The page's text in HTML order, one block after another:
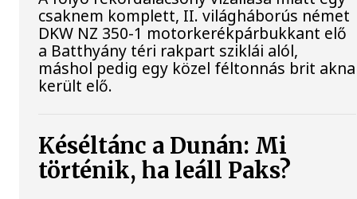
csaknem komplett, II. világháborús német
DKW NZ 350-1 motorkerékpárbukkant elő
a Batthyány téri rakpart sziklái alól,
máshol pedig egy közel féltonnás brit akna
került elő.
Késéltánc a Dunán: Mi
történik, ha leáll Paks?